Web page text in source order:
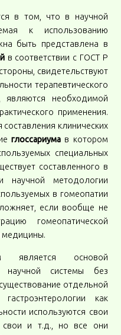
в том, что в научной
к использованию
быть представлена в
в соответствии с ГОСТ Р
свидетельствуют
терапевтического
необходимой
применения.
клинических
глоссариума в котором
специальных
составленного в
научной методологии
в гомеопатии
если вообще не
гомеопатической
медицины.
является основой
системы без
отдельной
как
используются свои
и т.д., но все они